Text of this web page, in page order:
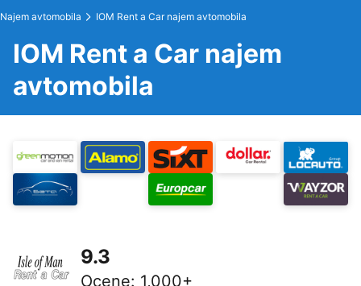
Najem avtomobila IOM Rent a Car najem avtomobila
IOM Rent a Car najem
avtomobila
9.3
Ocene: 1,000+